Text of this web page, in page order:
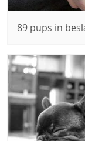
89 pups in